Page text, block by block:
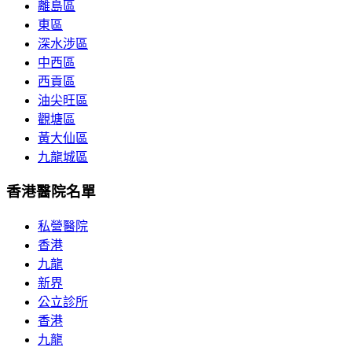
離島區
東區
深水涉區
中西區
西貢區
油尖旺區
觀塘區
黃大仙區
九龍城區
香港醫院名單
私營醫院
香港
九龍
新界
公立診所
香港
九龍